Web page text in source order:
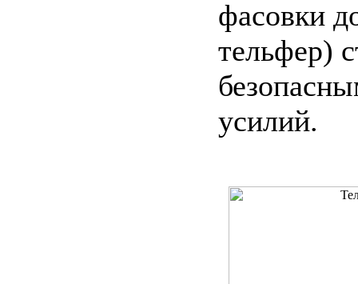
фасовки
тельфер)
усилий.